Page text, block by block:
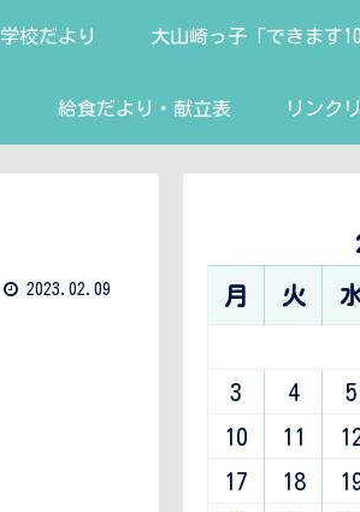
学校だより 大山崎っ子「できます10
給食だより・献立表 リンク
2023.02.09 月 火
3
4 5
10
11
17
18